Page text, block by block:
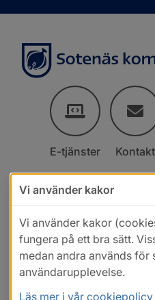
E-tjänster Kontakt
Vi använder kakor
Vi använder kakor
fungera på ett bra sätt.
medan andra används
användarupplevelse.
Läs mer i vår cookiepolicy